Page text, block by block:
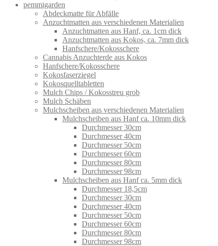
pemmigarden
Abdeckmatte für Abfälle
Anzuchtmatten aus verschiedenen Materialien
Anzuchtmatten aus Hanf, ca. 1cm dick
Anzuchtmatten aus Kokos, ca. 7mm dick
Hanfschere/Kokosschere
Cannabis Anzuchterde aus Kokos
Hanfschere/Kokosschere
Kokosfaserziegel
Kokosquelltabletten
Mulch Chips / Kokosstreu grob
Mulch Schäben
Mulchscheiben aus verschiedenen Materialien
Mulchscheiben aus Hanf ca. 10mm dick
Durchmesser 30cm
Durchmesser 40cm
Durchmesser 50cm
Durchmesser 60cm
Durchmesser 80cm
Durchmesser 98cm
Mulchscheiben aus Hanf ca. 5mm dick
Durchmesser 18,5cm
Durchmesser 30cm
Durchmesser 40cm
Durchmesser 50cm
Durchmesser 60cm
Durchmesser 80cm
Durchmesser 98cm